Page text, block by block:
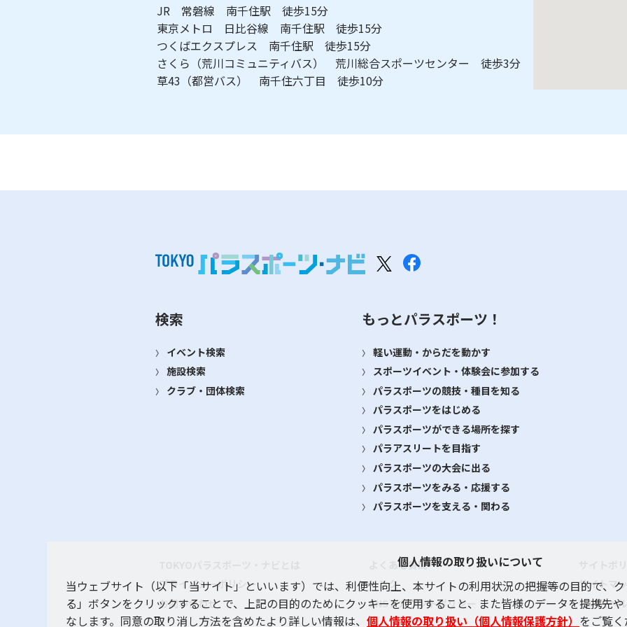
JR 常磐線 南千住駅 徒歩15分
東京メトロ 日比谷線 南千住駅 徒歩15分
つくばエクスプレス 南千住駅 徒歩15分
さくら（荒川コミュニティバス） 荒川総合スポーツセンター 徒歩3分
草43（都営バス） 南千住六丁目 徒歩10分
検索
イベント検索
施設検索
クラブ・団体検索
もっとパラスポーツ！
軽い運動・からだを動かす
スポーツイベント・体験会に参加する
パラスポーツの競技・種目を知る
パラスポーツをはじめる
パラスポーツができる場所を探す
パラアスリートを目指す
パラスポーツの大会に出る
パラスポーツをみる・応援する
パラスポーツを支える・関わる
よくある質問
プライバシーポリシー
リンク
サイトマ
お問い合わせ
SNSアカウントポリシー 使い方ヘ
個人情報の取り扱いについて
当ウェブサイト（以下「当サイト」といいます）では、利便性向上、本サイトの利用状況の把握等の目的で、
る」ボタンをクリックすることで、上記の目的のためにクッキーを使用すること、また皆様のデータを提携先
なします。同意の取り消し方法を含めたより詳しい情報は、個人情報の取り扱い（個人情報保護方針） をご覧く